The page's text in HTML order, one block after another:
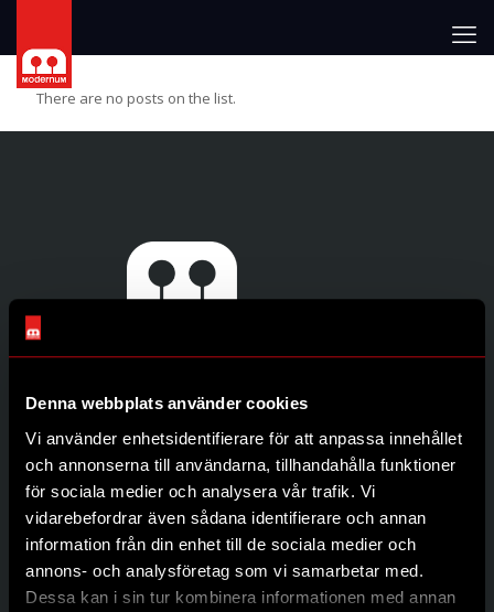
Denna webbplats använder cookies
Vi använder enhetsidentifierare för att anpassa innehållet
och annonserna till användarna, tillhandahålla funktioner
för sociala medier och analysera vår trafik. Vi
vidarebefordrar även sådana identifierare och annan
information från din enhet till de sociala medier och
annons- och analysföretag som vi samarbetar med.
Dessa kan i sin tur kombinera informationen med annan
There are no posts on the list.
Genvägar
Produkter
Återförsäljare
Om oss
Kontakt
Integritetspolicy